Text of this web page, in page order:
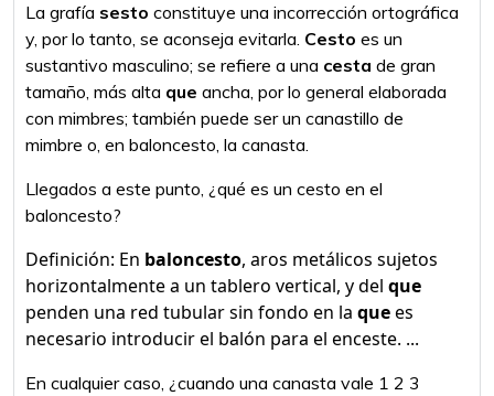
La grafía sesto constituye una incorrección ortográfica
y, por lo tanto, se aconseja evitarla. Cesto es un
sustantivo masculino; se refiere a una cesta de gran
tamaño, más alta que ancha, por lo general elaborada
con mimbres; también puede ser un canastillo de
mimbre o, en baloncesto, la canasta.
Llegados a este punto, ¿qué es un cesto en el
baloncesto?
Definición: En baloncesto, aros metálicos sujetos
horizontalmente a un tablero vertical, y del que
penden una red tubular sin fondo en la quees
necesario introducir el balón para el enceste. ...
En cualquier caso, ¿cuando una canasta vale 1 2 3